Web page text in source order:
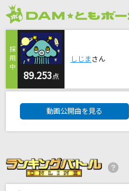
[生音]アカシア
BUMP OF CHICKEN
[生音]ミカヅキ
さユり
最高到達点(ONE
ループ&ループ
89.253点
しじまさん
動画公開曲を見る